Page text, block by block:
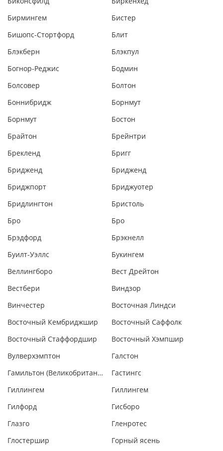
Бирмингем
Бистер
Бишопс-Стортфорд
Блит
Блэкберн
Блэкпул
Богнор-Реджис
Бодмин
Болсовер
Болтон
Боннибридж
Борнмут
Борнмут
Бостон
Брайтон
Брейнтри
Брекленд
Бригг
Бридженд
Бридженд
Бриджпорт
Бриджуотер
Бридлингтон
Бристоль
Бро
Бро
Брэдфорд
Брэкнелл
Буилт-Уэллс
Букингем
Веллингборо
Вест Дрейтон
Вестбери
Виндзор
Винчестер
Восточная Линдси
Восточный Кембриджшир
Восточный Саффолк
Восточный Стаффордшир
Восточный Хэмпшир
Вулверхэмптон
Галстон
Гамильтон (Великобритания)
Гастингс
Гиллингем
Гиллингем
Гилфорд
Гисборо
Глазго
Гленротес
Глостершир
Горный ясень